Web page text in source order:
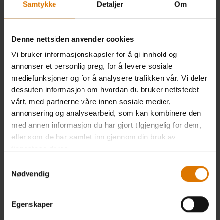
Samtykke Detaljer Om
Denne nettsiden anvender cookies
Vi bruker informasjonskapsler for å gi innhold og
annonser et personlig preg, for å levere sosiale
mediefunksjoner og for å analysere trafikken vår. Vi deler
dessuten informasjon om hvordan du bruker nettstedet
vårt, med partnerne våre innen sosiale medier,
annonsering og analysearbeid, som kan kombinere den
med annen informasjon du har gjort tilgjengelig for dem,
eller som de har samlet inn gjennom din bruk av
Nødvendig
Egenskaper
Weber drikkeglass-sett, 310 ml
4.8 (5)
139,30 kr
Color Options
Weber Longdrink glass-sett, 365 ml
5.0 (5)